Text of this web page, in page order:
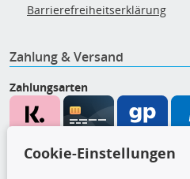
Barrierefreiheitserklärung
Zahlung & Versand
Zahlungsarten
Cookie-Einstellungen